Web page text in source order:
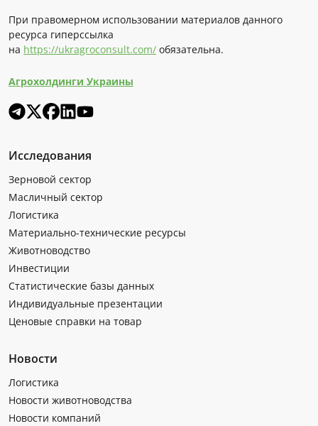
При правомерном использовании материалов данного
ресурса гиперссылка
на https://ukragroconsult.com/ обязательна.
Агрохолдинги Украины
Исследования
Зерновой сектор
Масличный сектор
Логистика
Материально-технические ресурсы
Животноводство
Инвестиции
Статистические базы данных
Индивидуальные презентации
Ценовые справки на товар
Новости
Логистика
Новости животноводства
Новости компаний